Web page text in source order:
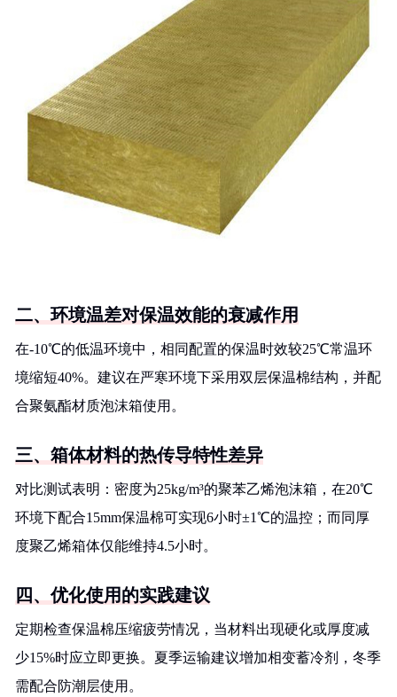
二、环境温差对保温效能的衰减作用
在-10℃的低温环境中，相同配置的保温时效较25℃常温环
境缩短40%。建议在严寒环境下采用双层保温棉结构，并配
合聚氨酯材质泡沫箱使用。
三、箱体材料的热传导特性差异
对比测试表明：密度为25kg/m³的聚苯乙烯泡沫箱，在20℃
环境下配合15mm保温棉可实现6小时±1℃的温控；而同厚
度聚乙烯箱体仅能维持4.5小时。
四、优化使用的实践建议
定期检查保温棉压缩疲劳情况，当材料出现硬化或厚度减
少15%时应立即更换。夏季运输建议增加相变蓄冷剂，冬季
需配合防潮层使用。